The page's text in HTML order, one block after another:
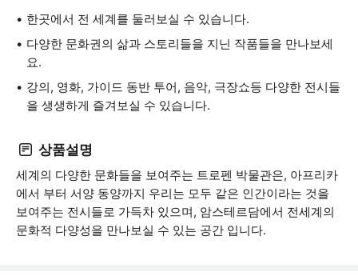
한곳에서 전 세계를 둘러보실 수 있습니다.
다양한 문화권의 삶과 스토리들을 지닌 작품들을 만나보세
요.
강의, 영화, 가이드 동반 투어, 음악, 극장쇼등 다양한 전시들
을 생생하게 즐겨보실 수 있습니다.
상품설명
세계의 다양한 문화들을 보여주는 트로펜 박물관은, 아프리카
에서 부터 서양 동양까지 우리는 모두 같은 인간이라는 것을
보여주는 전시들로 가득차 있으며, 암스테르담에서 전세계의
문화적 다양성을 만나보실 수 있는 공간 입니다.